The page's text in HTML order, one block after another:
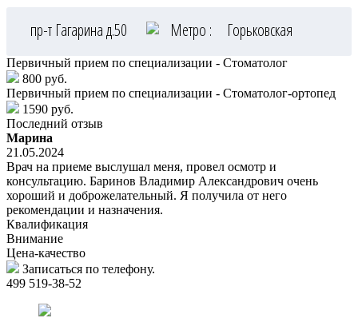
пр-т Гагарина д.50 Метро : Горьковская
Первичный прием по специализации - Стоматолог
800 руб.
Первичный прием по специализации - Стоматолог-ортопед
1590 руб.
Последний отзыв
Марина
21.05.2024
Врач на приеме выслушал меня, провел осмотр и
консультацию. Баринов Владимир Александрович очень
хороший и доброжелательный. Я получила от него
рекомендации и назначения.
Квалификация
Внимание
Цена-качество
Записаться по телефону.
499 519-38-52